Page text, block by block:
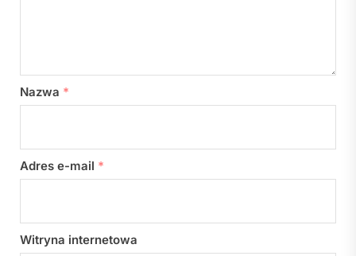
Nazwa *
Adres e-mail *
Witryna internetowa